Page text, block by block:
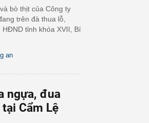
bò thịt của Công ty
trên đà thua lỗ,
tỉnh khóa XVII, Bí
an
ngựa, đua
Cẩm Lệ